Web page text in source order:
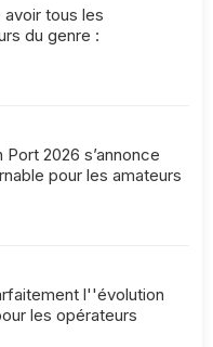
tous les
du genre :
2026 s’annonce
pour les amateurs
l''évolution
les opérateurs